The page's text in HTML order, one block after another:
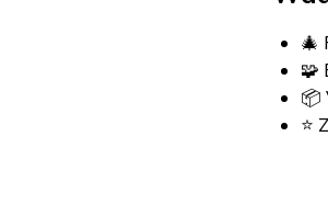
🎄
🧩
📦
⭐